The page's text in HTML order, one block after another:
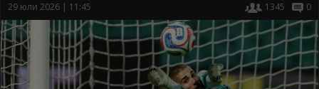
29 юли 2026 | 11:45 1345 0